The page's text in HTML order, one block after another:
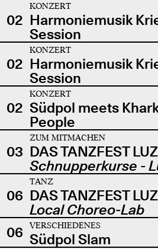
02
KONZERT
Harmoniemusik
Session
02
KONZERT
Harmoniemusik
Session
02
KONZERT
Südpol meets
People
03
ZUM MITMACHEN
DAS TANZFEST
Schnupperkurse -
06
TANZ
DAS TANZFEST
Local Choreo-Lab
06
VERSCHIEDENES
Südpol Slam